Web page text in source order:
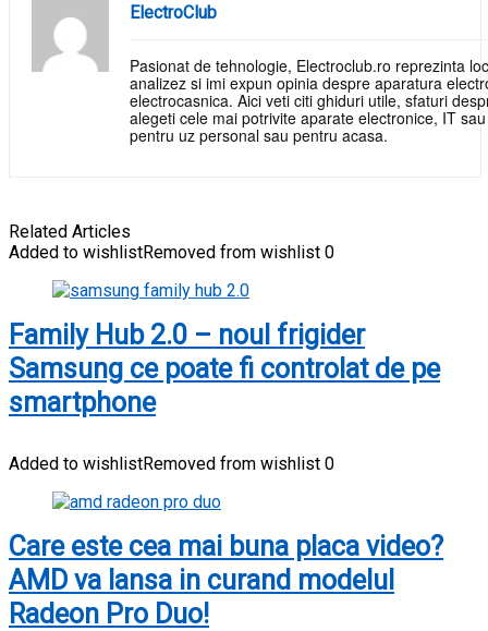
ElectroClub
Pasionat de tehnologie, Electroclub.ro reprezinta
analizez si imi expun opinia despre aparatura
electrocasnica. Aici veti citi ghiduri utile, sfaturi
alegeti cele mai potrivite aparate electronice, IT
pentru uz personal sau pentru acasa.
Related Articles
Added to wishlistRemoved from wishlist 0
Family Hub 2.0 – noul frigider
Samsung ce poate fi controlat de pe
smartphone
Added to wishlistRemoved from wishlist 0
Care este cea mai buna placa video?
AMD va lansa in curand modelul
Radeon Pro Duo!